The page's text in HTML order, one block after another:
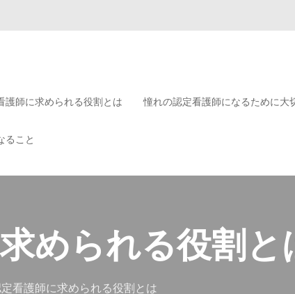
護師に求められる役割とは 憧れの認定看護師になるために大
ること
められる役割と
看護師に求められる役割とは